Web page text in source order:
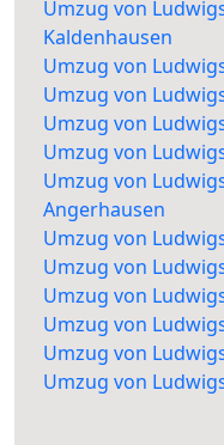
Umzug von
Kaldenhausen
Umzug von
Umzug von
Umzug von
Umzug von
Umzug von
Angerhausen
Umzug von
Umzug von
Umzug von
Umzug von
Umzug von
Umzug von